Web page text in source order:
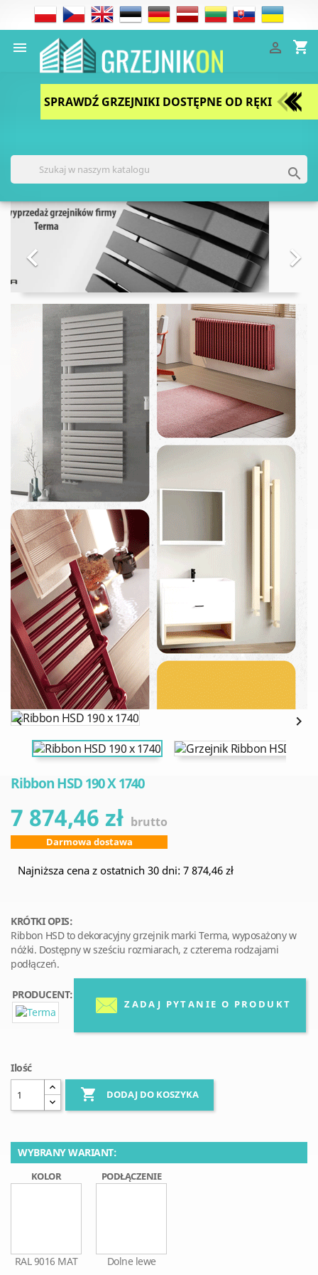
 shopping_cart

SPRAWDŹ GRZEJNIKI DOSTĘPNE OD RĘKI


Poprzedni

 
Ribbon HSD 190 X 1740
7 874,46 zł brutto
Darmowa dostawa
Najniższa cena z ostatnich 30 dni: 7 874,46 zł
KRÓTKI OPIS:
Ribbon HSD to dekoracyjny grzejnik marki Terma, wyposażony w
nóżki. Dostępny w sześciu rozmiarach, z czterema rodzajami
podłączeń.
PRODUCENT:
ZADAJ PYTANIE O PRODUKT
Ilość
 DODAJ DO KOSZYKA
WYBRANY WARIANT:
KOLOR
RAL 9016 MAT
PODŁĄCZENIE
Dolne lewe